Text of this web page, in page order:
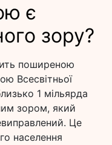
є
зору?
поширеною
Всесвітньої
1 мільярда
зором, який
Це
населення